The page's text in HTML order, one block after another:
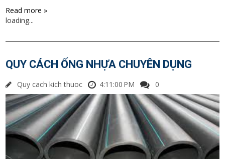
Read more »
loading...
QUY CÁCH ỐNG NHỰA CHUYÊN DỤNG
Quy cach kich thuoc 4:11:00 PM 0